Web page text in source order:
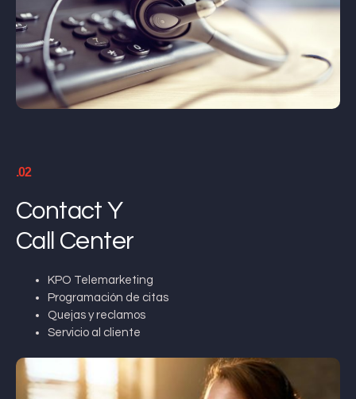
.02
Contact Y
Call Center
KPO Telemarketing
Programación de citas
Quejas y reclamos
Servicio al cliente